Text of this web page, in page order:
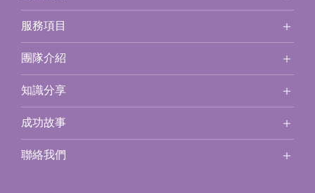
服務項目
團隊介紹
知識分享
成功故事
聯絡我們